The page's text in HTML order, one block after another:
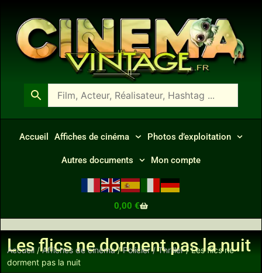
Accueil Affiches de cinéma Photos d’exploitation
Autres documents Mon compte
0,00 €
Les flics ne dorment pas la nuit
Accueil /Affiches de cinéma/Policier / Thriller/ Les flics ne
dorment pas la nuit